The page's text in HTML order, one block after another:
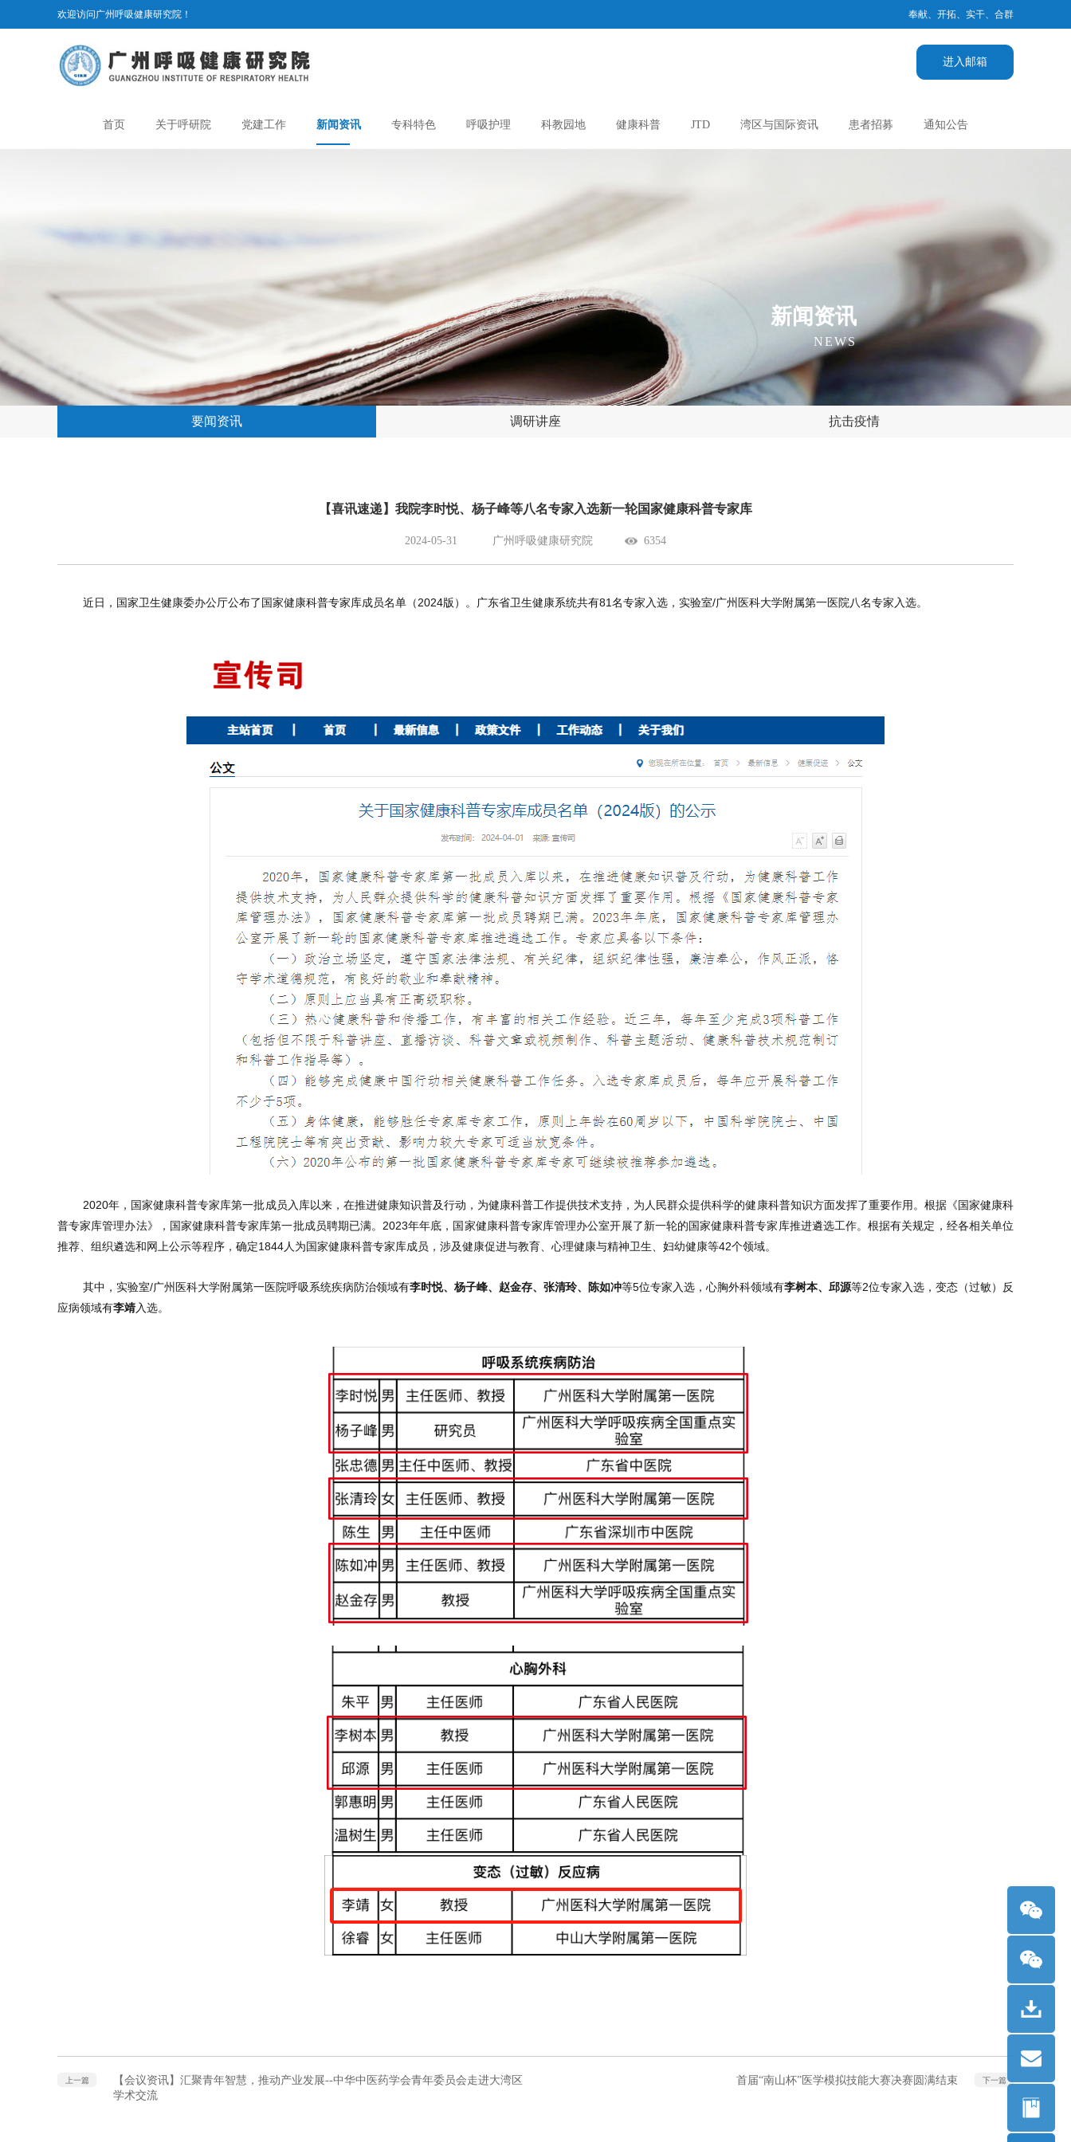
欢迎访问广州呼吸健康研究院！ 奉献、开拓、实干、合群
进入邮箱
首页 关于呼研院 党建工作 新闻资讯 专科特色 呼吸护理 科教园地 健康科普 JTD 湾区与国际资讯 患者招募 通知公告
新闻资讯
NEWS
要闻资讯 调研讲座 抗击疫情
【喜讯速递】我院李时悦、杨子峰等八名专家入选新一轮国家健康科普专家库
2024-05-31 广州呼吸健康研究院 6354
近日，国家卫生健康委办公厅公布了国家健康科普专家库成员名单（2024版）。广东省卫生健康系统共有81名专家入选，实验室/广州医科大学附属第一医院八名专家入选。
2020年，国家健康科普专家库第一批成员入库以来，在推进健康知识普及行动，为健康科普工作提供技术支持，为人民群众提供科学的健康科普知识方面发挥了重要作用。根据《国家健康科
普专家库管理办法》，国家健康科普专家库第一批成员聘期已满。2023年年底，国家健康科普专家库管理办公室开展了新一轮的国家健康科普专家库推进遴选工作。根据有关规定，经各相关单位
推荐、组织遴选和网上公示等程序，确定1844人为国家健康科普专家库成员，涉及健康促进与教育、心理健康与精神卫生、妇幼健康等42个领域。
其中，实验室/广州医科大学附属第一医院呼吸系统疾病防治领域有李时悦、杨子峰、赵金存、张清玲、陈如冲等5位专家入选，心胸外科领域有李树本、邱源等2位专家入选，变态（过敏）反
应病领域有李靖入选。
上一篇
【会议资讯】汇聚青年智慧，推动产业发展--中华中医药学会青年委员会走进大湾区
学术交流
下一篇
首届“南山杯”医学模拟技能大赛决赛圆满结束